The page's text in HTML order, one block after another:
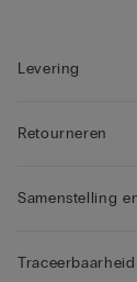
• Comfort en
Levering
Retourneren
Samenstelling
Traceerbaarheid